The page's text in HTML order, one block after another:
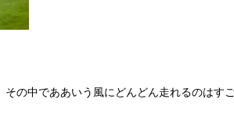
の中でああいう風にどんどん走れるのはす